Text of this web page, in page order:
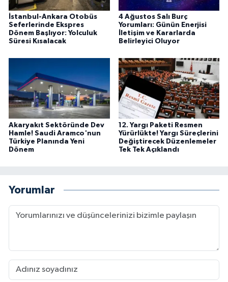
İstanbul-Ankara Otobüs
Seferlerinde Ekspres
Dönem Başlıyor: Yolculuk
Süresi Kısalacak
4 Ağustos Salı Burç
Yorumları: Günün Enerjisi
İletişim ve Kararlarda
Belirleyici Oluyor
Akaryakıt Sektöründe Dev
Hamle! Saudi Aramco'nun
Türkiye Planında Yeni
Dönem
12. Yargı Paketi Resmen
Yürürlükte! Yargı Süreçlerini
Değiştirecek Düzenlemeler
Tek Tek Açıklandı
Yorumlar